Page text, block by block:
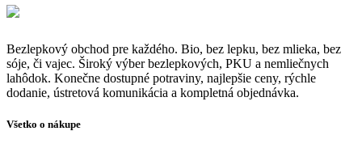
Bezlepkový obchod pre každého. Bio, bez lepku, bez mlieka, bez
sóje, či vajec. Široký výber bezlepkových, PKU a nemliečnych
lahôdok. Konečne dostupné potraviny, najlepšie ceny, rýchle
dodanie, ústretová komunikácia a kompletná objednávka.
Všetko o nákupe